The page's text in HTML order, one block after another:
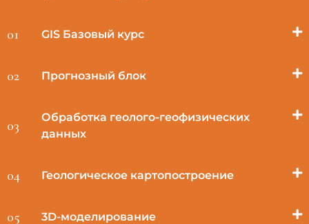
01 GIS Базовый курс
02 Прогнозный блок
03
Обработка геолого-геофизических
данных
04 Геологическое картопостроение
05 3D-моделирование